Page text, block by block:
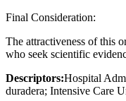
Final Consideration:
The attractiveness of this
who seek scientific
Descriptors:Hospital
duradera; Intensive Care